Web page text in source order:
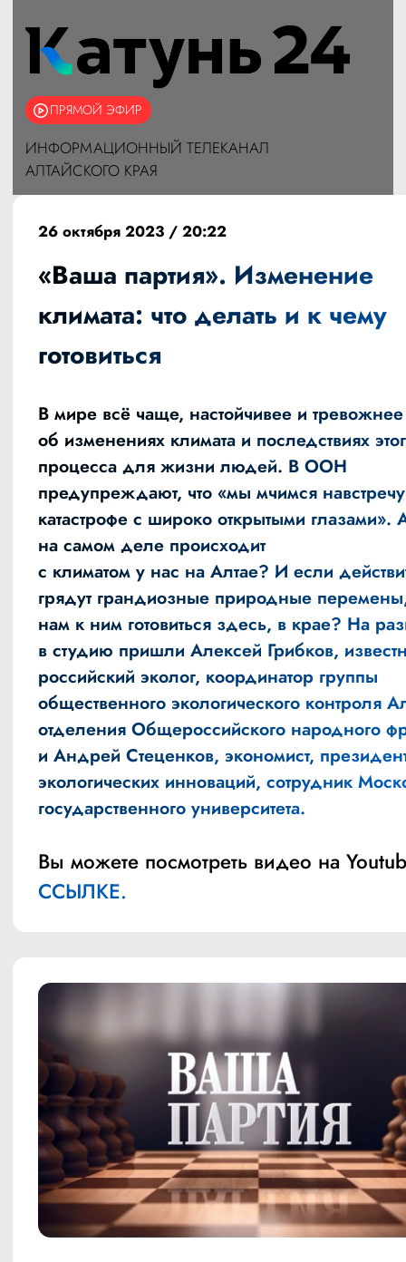
ПРЯМОЙ ЭФИР
ИНФОРМАЦИОННЫЙ ТЕЛЕКАНАЛ
АЛТАЙСКОГО КРАЯ
26 октября 2023 / 20:22
«Ваша партия». Изменение
климата: что делать и к чему
готовиться
В мире всё чаще, настойчивее и тревожнее
об изменениях климата и последствиях
процесса для жизни людей. В ООН
предупреждают, что «мы мчимся навстречу
катастрофе с широко открытыми глазами».
на самом деле происходит
с климатом у нас на Алтае? И если
грядут грандиозные природные
нам к ним готовиться здесь, в крае? На
в студию пришли Алексей Грибков,
российский эколог, координатор группы
общественного экологического контроля
отделения Общероссийского народного
и Андрей Стеценков, экономист,
экологических инноваций, сотрудник
государственного университета.
Вы можете посмотреть видео на
ССЫЛКЕ.